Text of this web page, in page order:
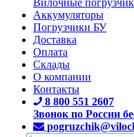
Аккумуляторы
Погрузчики БУ
Доставка
Оплата
Склады
О компании
Контакты
8 800 551 2607
Звонок по России